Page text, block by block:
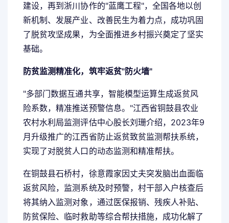
建设，再到浙川协作的"蓝鹰工程"，全国各地以创
新机制、发展产业、改善民生为着力点，成功巩固
了脱贫攻坚成果，为全面推进乡村振兴奠定了坚实
基础。
防贫监测精准化，筑牢返贫"防火墙"
"多部门数据互通共享，智能模型运算生成返贫风
险系数，精准推送预警信息。"江西省铜鼓县农业
农村水利局监测评估中心股长刘珊介绍，2023年9
月升级推广的江西省防止返贫致贫监测帮扶系统，
实现了对脱贫人口的动态监测和精准帮扶。
在铜鼓县石桥村，徐意霞家因丈夫突发脑出血面临
返贫风险，监测系统及时预警，村干部入户核查后
将其纳入监测对象，通过医保报销、残疾人补贴、
防贫保险、临时救助等综合帮扶措施，成功化解了